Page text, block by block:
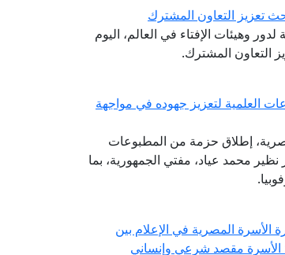
تعزيز التعاون المشترك
وهيئات الإفتاء في العالم، اليوم
التعاون المشترك.
العلمية لتعزيز جهوده في مواجهة
إطلاق حزمة من المطبوعات
نظير محمد عياد، مفتي الجمهورية، بما
الأسرة المصرية في الإعلام بين
الأسرة مقصد شرعي وإنساني